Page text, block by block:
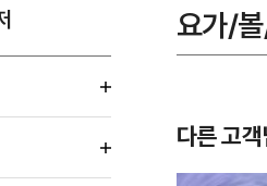
요가/
다른 고